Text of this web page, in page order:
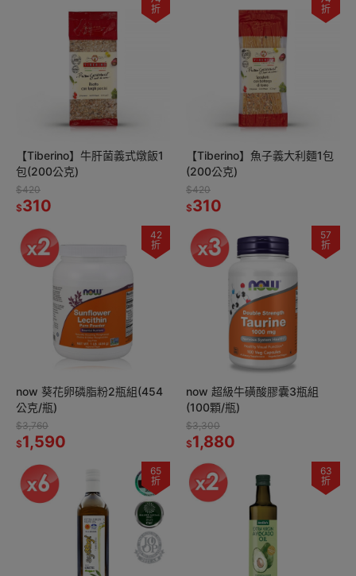
折
【Tiberino】牛肝菌義式燉飯1
包(200公克)
$420
$310
折
【Tiberino】魚子義大利麵1包
(200公克)
$420
$310
42
折
now 葵花卵磷脂粉2瓶組(454
公克/瓶)
$3,760
$1,590
57
折
now 超級牛磺酸膠囊3瓶組
(100顆/瓶)
$3,300
$1,880
65
折
63
折